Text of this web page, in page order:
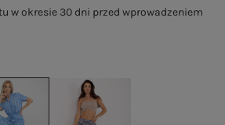
w okresie 30 dni przed wprowadzeniem